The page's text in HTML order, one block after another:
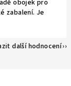
obojek pro
zabalení. Je
další hodnocení